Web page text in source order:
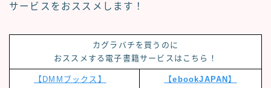
サービス をおススメします！
カグラバチ を買うのに
おススメする電子書籍サービスはこちら！
【DMMブックス】 【ebookJAPAN】